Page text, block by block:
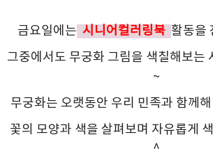
금요일에는 시니어컬러링북 활동을
그중에서도 무궁화 그림을 색칠해보는
~
무궁화는 오랫동안 우리 민족과 함께
꽃의 모양과 색을 살펴보며 자유롭게
^